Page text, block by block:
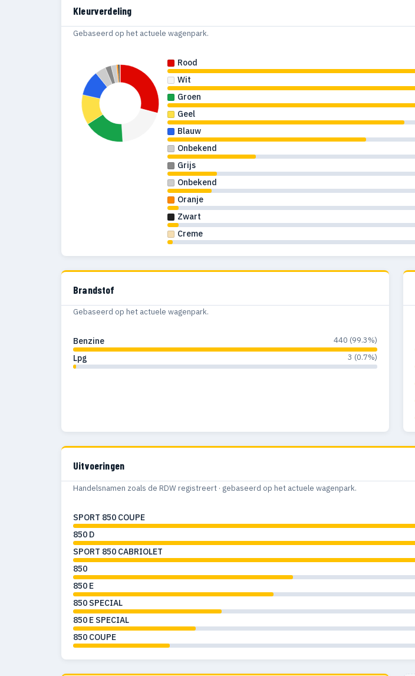
Kleurverdeling
Gebaseerd op het actuele wagenpark.
Rood
Wit
Groen
Geel
Blauw
Onbekend
Grijs
Onbekend
Oranje
Zwart
Creme
Brandstof
Gebaseerd op het actuele wagenpark.
Benzine 440 (99.3%)
Lpg 3 (0.7%)
Uitvoeringen
Handelsnamen zoals de RDW registreert · gebaseerd op het actuele wagenpark.
SPORT 850 COUPE
850 D
SPORT 850 CABRIOLET
850
850 E
850 SPECIAL
850 E SPECIAL
850 COUPE